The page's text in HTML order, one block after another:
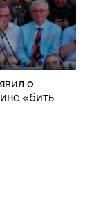
о
«бить